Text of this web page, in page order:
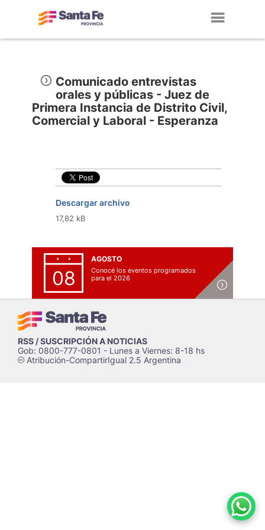
Comunicado entrevistas
orales y públicas - Juez de
Primera Instancia de Distrito Civil,
Comercial y Laboral - Esperanza
Descargar archivo
17,82 kB
08
AGOSTO
Conocé los eventos programados
para el 2026
RSS / SUSCRIPCIÓN A NOTICIAS
Gob: 0800-777-0801 - Lunes a Viernes: 8-18 hs
cAtribución-CompartirIgual 2.5 Argentina